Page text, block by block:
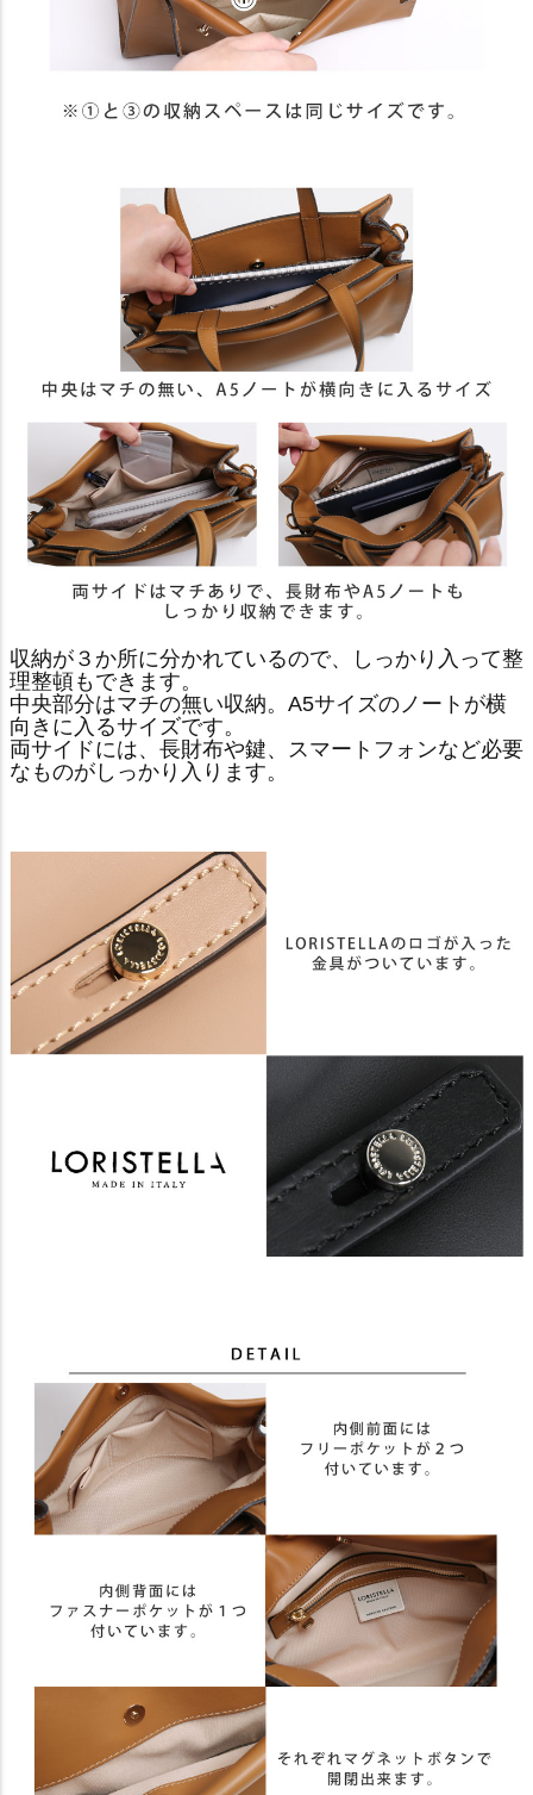
収納が３か所に分かれているので、しっかり入って整
理整頓もできます。
中央部分はマチの無い収納。A5サイズのノートが横
向きに入るサイズです。
両サイドには、長財布や鍵、スマートフォンなど必要
なものがしっかり入ります。